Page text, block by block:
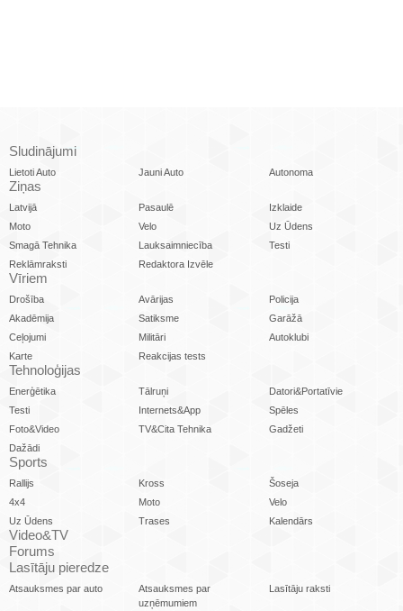
Sludinājumi
Lietoti Auto Jauni Auto Autonoma
Ziņas
Latvijā Pasaulē
Izklaide
Moto
Velo
Uz Ūdens
Smagā Tehnika
Lauksaimniecība
Testi
Reklāmraksti
Redaktora Izvēle
Vīriem
Drošība Avārijas
Policija
Akadēmija
Satiksme
Garāžā
Ceļojumi
Militāri
Autoklubi
Karte
Reakcijas tests
Tehnoloģijas
Enerģētika Tālruņi
Datori&Portatīvie
Testi
Internets&App
Spēles
Foto&Video
TV&Cita Tehnika
Gadžeti
Dažādi
Sports
Rallijs Kross
Šoseja
4x4
Moto
Velo
Uz Ūdens
Trases Kalendārs
Video&TV
Forums
Lasītāju pieredze
Atsauksmes par auto
Atsauksmes par
uzņēmumiem
Lasītāju raksti